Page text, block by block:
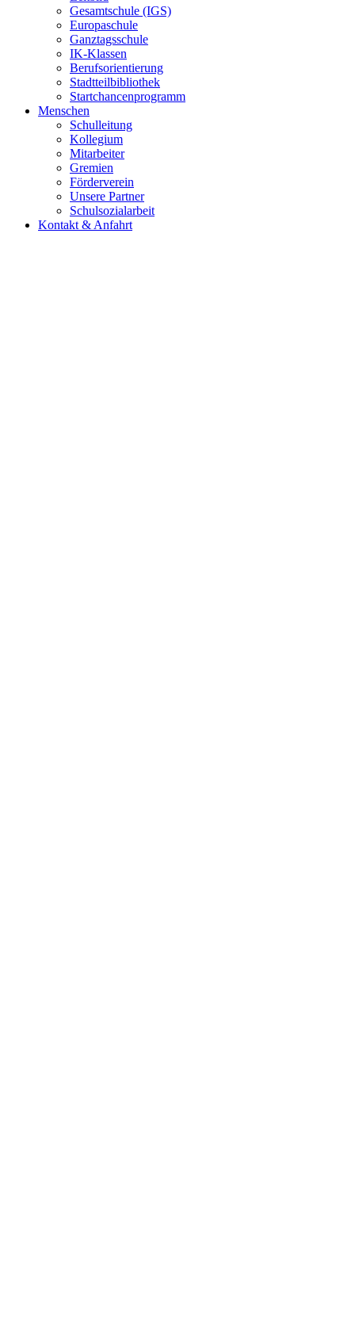
Gesamtschule (IGS)
Europaschule
Ganztagsschule
IK-Klassen
Berufsorientierung
Stadtteilbibliothek
Startchancenprogramm
Menschen
Schulleitung
Kollegium
Mitarbeiter
Gremien
Förderverein
Unsere Partner
Schulsozialarbeit
Kontakt & Anfahrt